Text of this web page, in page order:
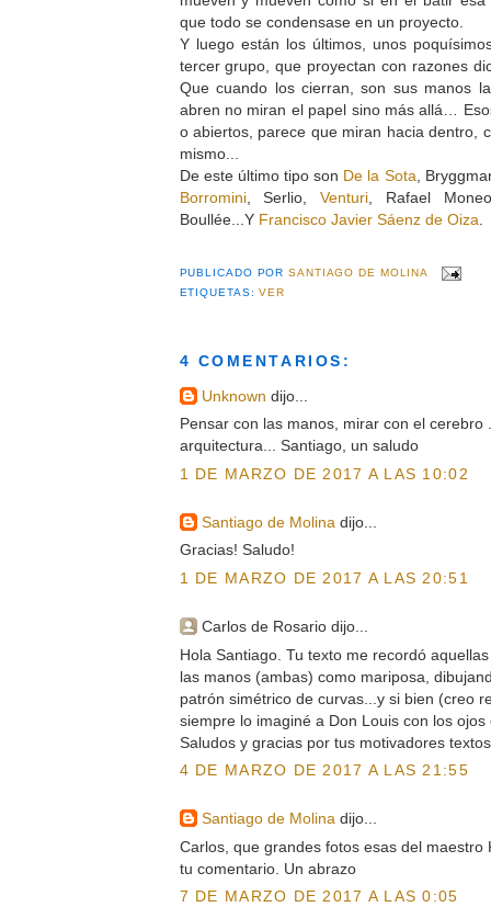
que todo se condensase en un proyecto.
Y luego están los últimos, unos
tercer grupo, que proyectan con razones
Que cuando los cierran, son sus manos
abren no miran el papel sino más allá…
o abiertos, parece que miran hacia dentro,
mismo...
De este último tipo son De la Sota ,
Borromini, Serlio,Venturi , Rafael
Boullée...Y Francisco Javier Sáenz de Oiza
PUBLICADO PORSANTIAGO DE MOLINA
ETIQUETAS:VER
4 COMENTARIOS:
Unknown dijo...
Pensar con las manos, mirar con el cerebro
arquitectura... Santiago, un saludo
1 DE MARZO DE 2017 A LAS 10:02
Santiago de Molina dijo...
Gracias! Saludo!
1 DE MARZO DE 2017 A LAS 20:51
Carlos de Rosario dijo...
Hola Santiago. Tu texto me recordó
las manos (ambas) como mariposa,
patrón simétrico de curvas...y si bien (creo
siempre lo imaginé a Don Louis con los ojos
Saludos y gracias por tus motivadores
4 DE MARZO DE 2017 A LAS 21:55
Santiago de Molinadijo...
Carlos, que grandes fotos esas del maestro
tu comentario. Un abrazo
7 DE MARZO DE 2017 A LAS 0:05